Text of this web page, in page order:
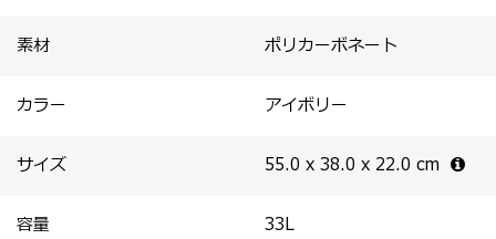
態で、耐荷重量最大約5kgです。
素材 ポリカーボネート
カラー アイボリー
サイズ 55.0 x 38.0 x 22.0 cm
容量 33L